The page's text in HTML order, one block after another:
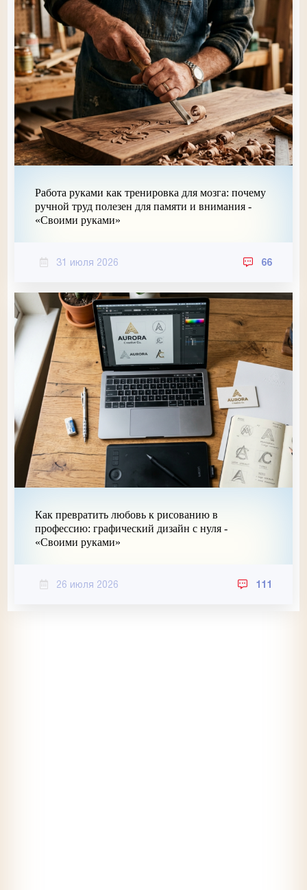
Работа руками как тренировка для мозга: почему
ручной труд полезен для памяти и внимания -
«Своими руками»
31 июля 2026 66
Как превратить любовь к рисованию в
профессию: графический дизайн с нуля -
«Своими руками»
26 июля 2026 111